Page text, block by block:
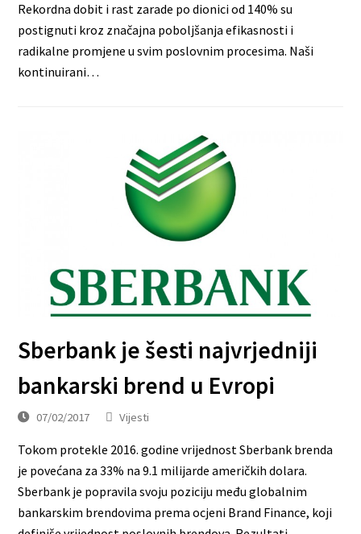
Rekordna dobit i rast zarade po dionici od 140% su
postignuti kroz značajna poboljšanja efikasnosti i
radikalne promjene u svim poslovnim procesima. Naši
kontinuirani…
Sberbank je šesti najvrjedniji
bankarski brend u Evropi
07/02/2017 Vijesti
Tokom protekle 2016. godine vrijednost Sberbank brenda
je povećana za 33% na 9.1 milijarde američkih dolara.
Sberbank je popravila svoju poziciju među globalnim
bankarskim brendovima prema ocjeni Brand Finance, koji